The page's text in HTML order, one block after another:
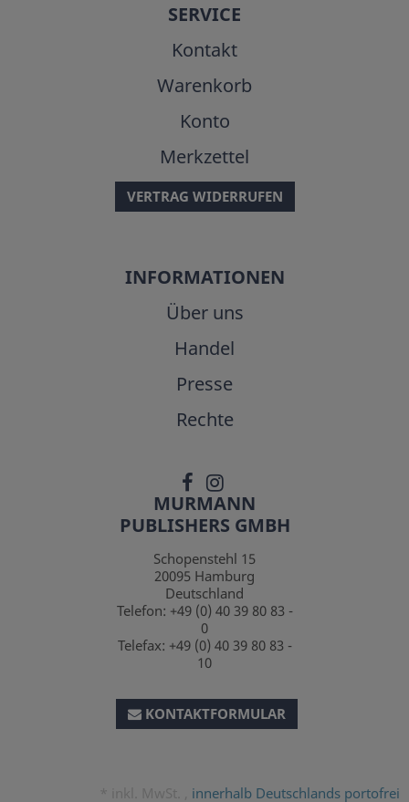
SERVICE
Kontakt
Warenkorb
Konto
Merkzettel
VERTRAG WIDERRUFEN
INFORMATIONEN
Über uns
Handel
Presse
Rechte
MURMANN
PUBLISHERS GMBH
Schopenstehl 15
20095 Hamburg
Deutschland
Telefon: +49 (0) 40 39 80 83 -
0
Telefax: +49 (0) 40 39 80 83 -
10
KONTAKTFORMULAR
innerhalb Deutschlands portofrei